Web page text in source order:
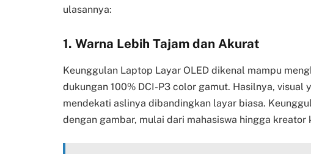
ulasannya:
1. Warna Lebih Tajam dan Akurat
Keunggulan Laptop Layar OLED dikenal mampu
dukungan 100% DCI-P3 color gamut. Hasilnya, visual
mendekati aslinya dibandingkan layar biasa.
dengan gambar, mulai dari mahasiswa hingga kreator